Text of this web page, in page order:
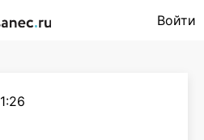
Войти